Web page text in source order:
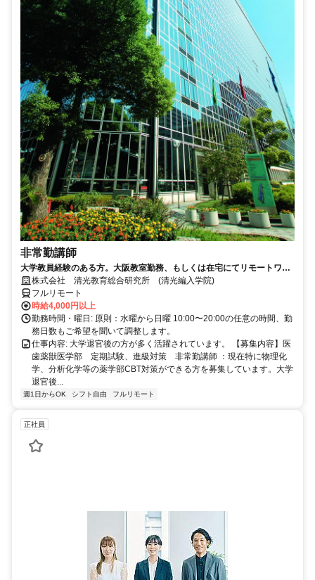
非常勤講師
大学教員経験のある方。大阪教室勤務、もしくは在宅にてリモートワー
ク可能。退官した先生が活躍中。
株式会社 清光教育総合研究所 (清光編入学院)
フルリモート
時給4,000円以上
勤務時間・曜日: 原則：水曜から日曜 10:00〜20:00の任意の時間、勤
務日数もご希望を聞いて調整します。
仕事内容: 大学退官後の方が多く活躍されています。 【募集内容】医
歯薬獣医学部 定期試験、進級対策 非常勤講師 ：現在特に物理化
学、分析化学等の薬学部CBT対策ができる方を募集しています。大学
退官後...
週1日からOK シフト自由 フルリモート
正社員